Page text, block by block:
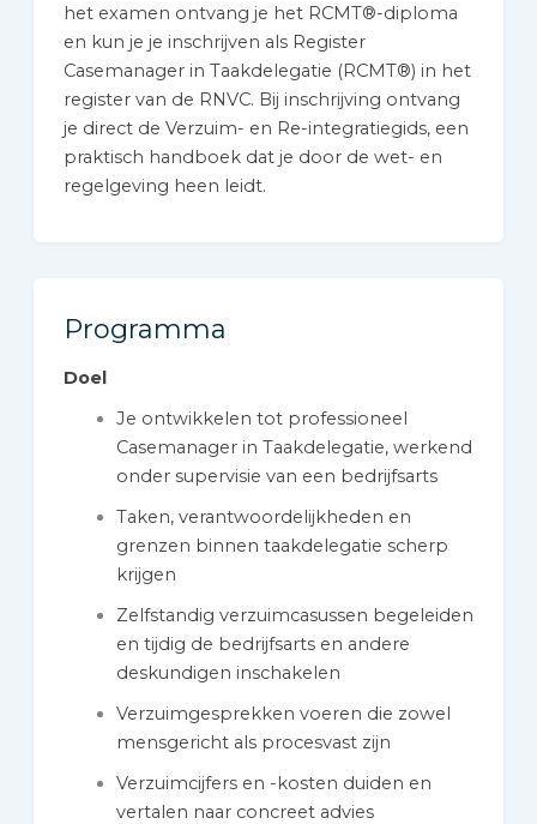
het examen ontvang je het RCMT®-diploma
en kun je je inschrijven als Register
Casemanager in Taakdelegatie (RCMT®) in het
register van de RNVC. Bij inschrijving ontvang
je direct de Verzuim- en Re-integratiegids, een
praktisch handboek dat je door de wet- en
regelgeving heen leidt.
Programma
Doel
Je ontwikkelen tot professioneel
Casemanager in Taakdelegatie, werkend
onder supervisie van een bedrijfsarts
Taken, verantwoordelijkheden en
grenzen binnen taakdelegatie scherp
krijgen
Zelfstandig verzuimcasussen begeleiden
en tijdig de bedrijfsarts en andere
deskundigen inschakelen
Verzuimgesprekken voeren die zowel
mensgericht als procesvast zijn
Verzuimcijfers en -kosten duiden en
vertalen naar concreet advies